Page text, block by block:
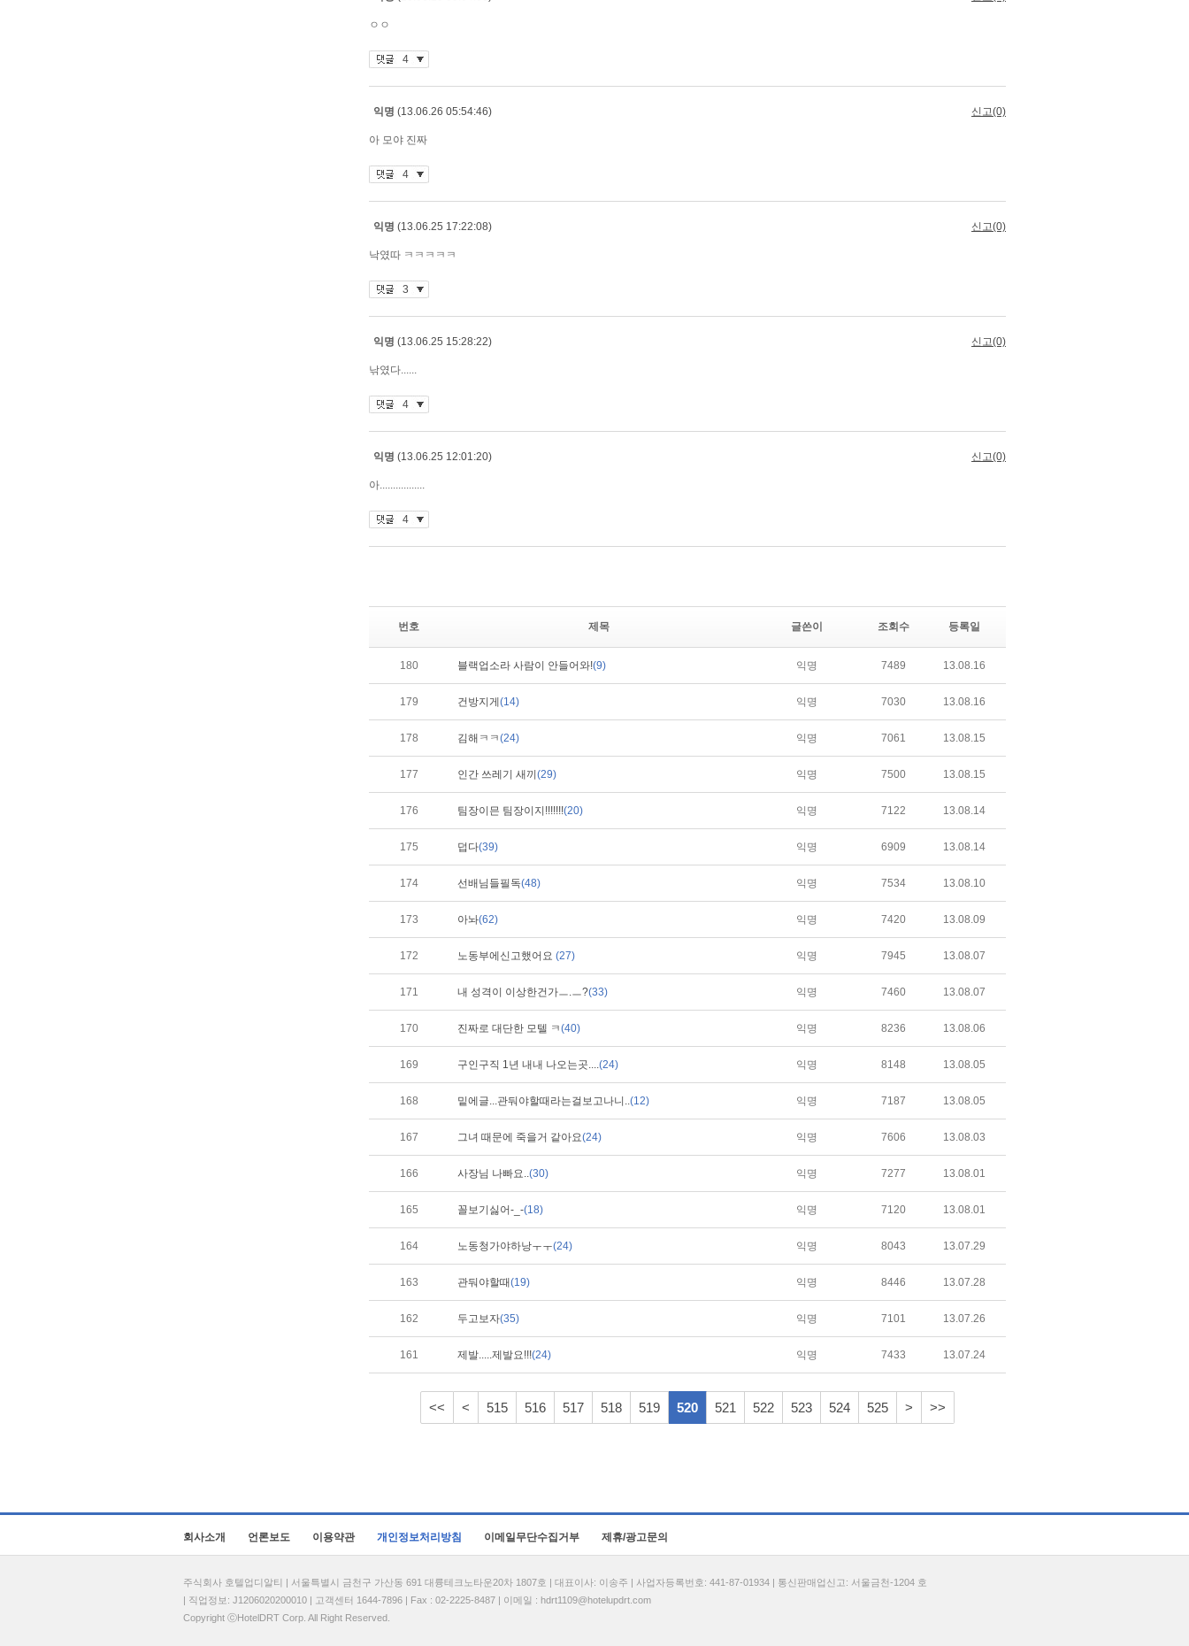
번호 제목 글쓴이 조회수 등록일
180 블랙업소라 사람이 안들어와!(9) 익명 7489 13.08.16
179 건방지게 (14) 익명 7030 13.08.16
178 김해ㅋㅋ(24) 익명 7061 13.08.15
177 인간 쓰레기 새끼 (29) 익명 7500 13.08.15
176 팀장이믄 팀장이지!!!!!!!(20) 익명 7122 13.08.14
175 덥다(39) 익명 6909 13.08.14
174 선배님들필독(48) 익명 7534 13.08.10
173 아놔(62) 익명 7420 13.08.09
172 노동부에신고했어요 (27) 익명 7945 13.08.07
171 내 성격이 이상한건가ㅡ.ㅡ?(33) 익명 7460 13.08.07
170 진짜로 대단한 모텔 ㅋ(40) 익명 8236 13.08.06
169 구인구직 1년 내내 나오는곳....(24) 익명 8148 13.08.05
168 밑에글...관둬야할때라는걸보고나니..(12) 익명 7187 13.08.05
167 그녀 때문에 죽을거 같아요(24) 익명 7606 13.08.03
166 사장님 나빠요..(30) 익명 7277 13.08.01
165 꼴보기싫어-_-(18) 익명 7120 13.08.01
164 노동청가야하낭ㅜㅜ(24) 익명 8043 13.07.29
163 관둬야할때(19) 익명 8446 13.07.28
162 두고보자(35) 익명 7101 13.07.26
161 제발.....제발요!!!(24) 익명 7433 13.07.24
<< < 515 516 517 518 519 520 521 522 523 524 525 > >>
회사소개 언론보도 이용약관 개인정보처리방침 이메일무단수집거부 제휴/광고문의
주식회사 호텔업디알티 | 서울특별시 금천구 가산동 691 대륭테크노타운20차 1807호 | 대표이사: 이송주 | 사업자등록번호: 441-87-01934 | 통신판매업신고: 서울금천-1204 호
| 직업정보: J1206020200010 | 고객센터 1644-7896 | Fax : 02-2225-8487 | 이메일 : hdrt1109@hotelupdrt.com
Copyright ⓒHotelDRT Corp. All Right Reserved.